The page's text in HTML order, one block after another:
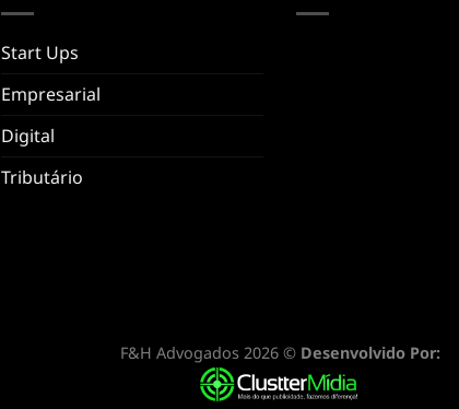
Start Ups
Empresarial
Digital
Tributário
F&H Advogados 2026 © Desenvolvido Por: